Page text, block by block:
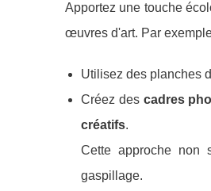
Apportez une touche
œuvres d'art. Par
Utilisez des planches
Créez des cadres
créatifs.
Cette approche non
gaspillage.